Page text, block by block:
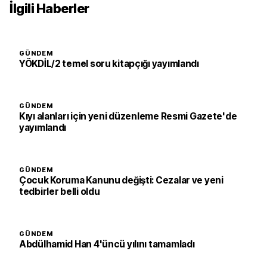
İlgili Haberler
GÜNDEM
YÖKDİL/2 temel soru kitapçığı yayımlandı
GÜNDEM
Kıyı alanları için yeni düzenleme Resmi Gazete'de
yayımlandı
GÜNDEM
Çocuk Koruma Kanunu değişti: Cezalar ve yeni
tedbirler belli oldu
GÜNDEM
Abdülhamid Han 4'üncü yılını tamamladı